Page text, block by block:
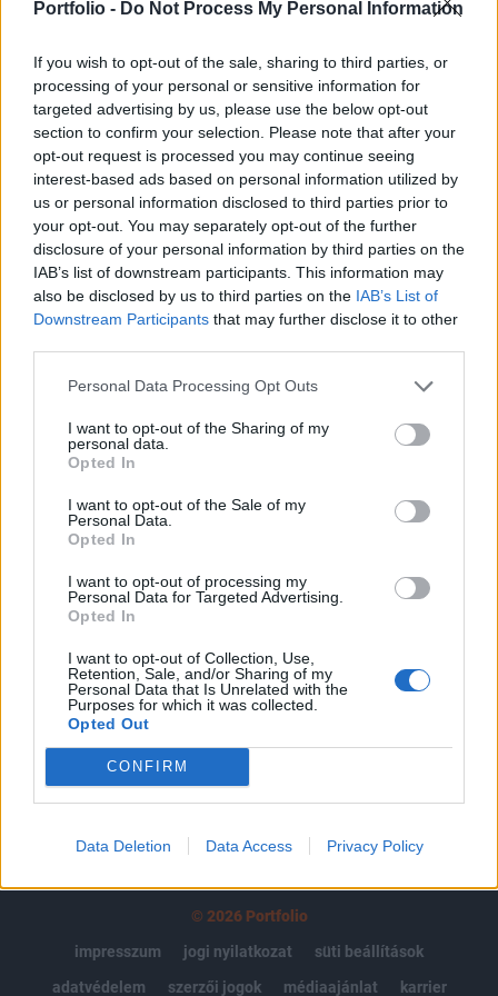
Portfolio - Do Not Process My Personal Information
If you wish to opt-out of the sale, sharing to third parties, or
processing of your personal or sensitive information for
targeted advertising by us, please use the below opt-out
section to confirm your selection. Please note that after your
opt-out request is processed you may continue seeing
interest-based ads based on personal information utilized by
us or personal information disclosed to third parties prior to
your opt-out. You may separately opt-out of the further
disclosure of your personal information by third parties on the
IAB’s list of downstream participants. This information may
also be disclosed by us to third parties on the IAB’s List of
Downstream Participants that may further disclose it to other
Personal Data Processing Opt Outs
I want to opt-out of the Sharing of my
personal data.
Opted In
I want to opt-out of the Sale of my
Personal Data.
Opted In
I want to opt-out of processing my
Personal Data for Targeted Advertising.
Opted In
I want to opt-out of Collection, Use,
Retention, Sale, and/or Sharing of my
Personal Data that Is Unrelated with the
Purposes for which it was collected.
Opted Out
CONFIRM
Data Deletion Data Access Privacy Policy
délután során, a teljesítmény azonban messze
negatív tartományban tartózkodnak. A DAX 2.1, a
CAC 40 1.9, a FTSE 100 1%-kal csökkent.
A pesszimizmus forrása a gyenge dollár, mely elsősorban
az exportőröket viselte meg, a magas olajárak, valamint a
gyenge Wall Street-i kezdés. Az autóipari szegmensben a
Porsche papírjai 4.3%-ot veszítettek értékükből. Bár a
gyógyszeripar is érzékeny a dollár-euró árfolyam
alakulására, akadt azért nyertes is a szektorban: az ír
Warner Chilcott 2.1%-kal erősödött, miután...
KEDVES OLVASÓNK!
A keresett cikk a portfolio.hu hírarchívumához
tartozik, melynek olvasása előfizetéses
Az előfizetés a következőket tartalmazza:
Portfolio.hu teljes cikkarchívum
Kötéslisták: BÉT elmúlt 2 év napon belüli
kötéslistái
Előfizetés
MÁR ELŐFIZETŐNK VAGY?BEJELENTKEZÉS
© 2026 Portfolio
impresszum
jogi nyilatkozat
süti beállítások
adatvédelem
szerzői jogok médiaajánlat karrier